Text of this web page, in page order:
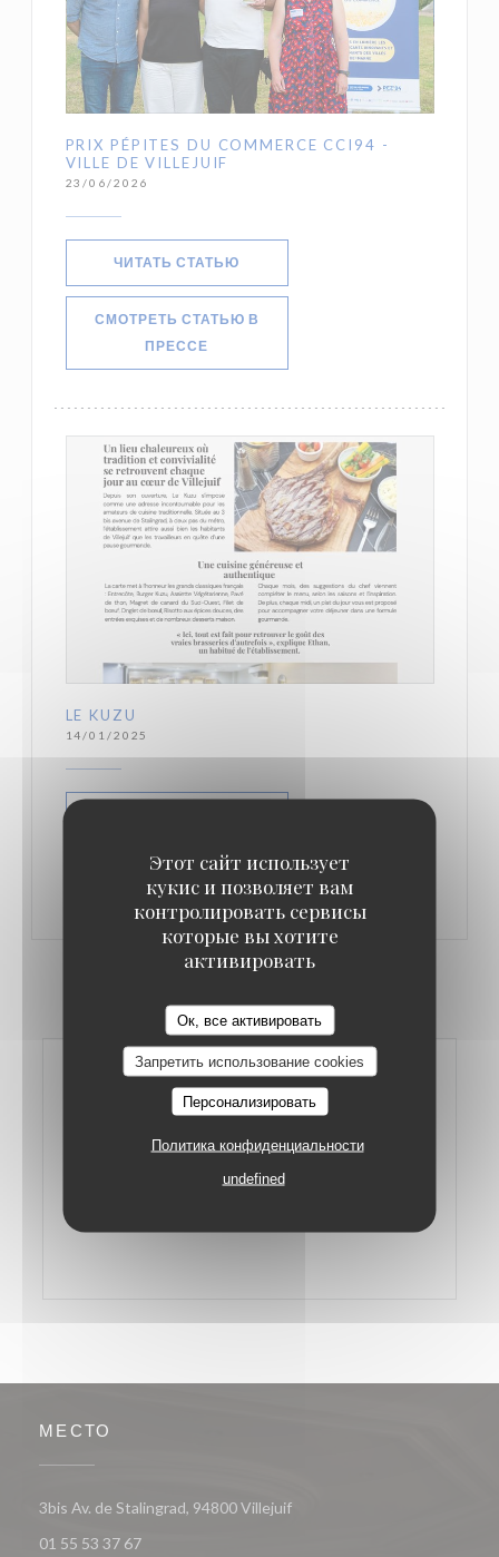
Этот сайт использует
кукис и позволяет вам
контролировать сервисы
которые вы хотите
активировать
Ок, все активировать
Запретить использование cookies
Персонализировать
Политика конфиденциальности
undefined
PRIX PÉPITES DU COMMERCE CCI94 -
VILLE DE VILLEJUIF
23/06/2026
ЧИТАТЬ СТАТЬЮ
СМОТРЕТЬ СТАТЬЮ В
ПРЕССЕ
LE KUZU
14/01/2025
МЕСТО
3bis Av. de Stalingrad, 94800 Villejuif((открывается в новом окне))
01 55 53 37 67
Le Kuzu